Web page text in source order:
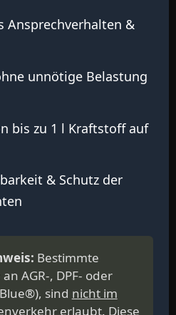
Ansprechverhalten &
unnötige Belastung
bis zu 1 l Kraftstoff auf
& Schutz der
Bestimmte
AGR-, DPF- oder
sind nicht im
erlaubt. Diese